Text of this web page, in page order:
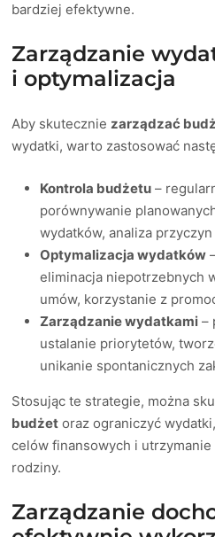
bardziej efektywne.
Zarządzanie
i optymalizacja
Aby skuteczniezarządzać
wydatki, warto zastosować
Kontrola budżetu –
porównywanie
wydatków, analiza
Optymalizacja wydatków
eliminacja niepotrzebnych
umów, korzystanie z
Zarządzanie wydatkami –
ustalanie priorytetów,
unikanie spontanicznych
Stosując te strategie, można
budżet oraz ograniczyć
celów finansowych i
rodziny.
Zarządzanie